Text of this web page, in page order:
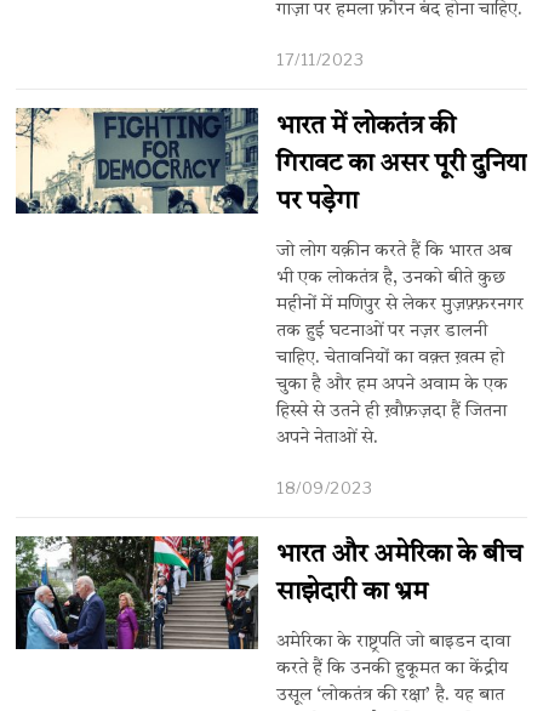
गाज़ा पर हमला फ़ौरन बंद होना चाहिए.
17/11/2023
भारत में लोकतंत्र की
गिरावट का असर पूरी दुनिया
पर पड़ेगा
जो लोग यक़ीन करते हैं कि भारत अब
भी एक लोकतंत्र है, उनको बीते कुछ
महीनों में मणिपुर से लेकर मुज़फ़्फ़रनगर
तक हुई घटनाओं पर नज़र डालनी
चाहिए. चेतावनियों का वक़्त ख़त्म हो
चुका है और हम अपने अवाम के एक
हिस्से से उतने ही ख़ौफ़ज़दा हैं जितना
अपने नेताओं से.
18/09/2023
भारत और अमेरिका के बीच
साझेदारी का भ्रम
अमेरिका के राष्ट्रपति जो बाइडन दावा
करते हैं कि उनकी हुकूमत का केंद्रीय
उसूल ‘लोकतंत्र की रक्षा’ है. यह बात